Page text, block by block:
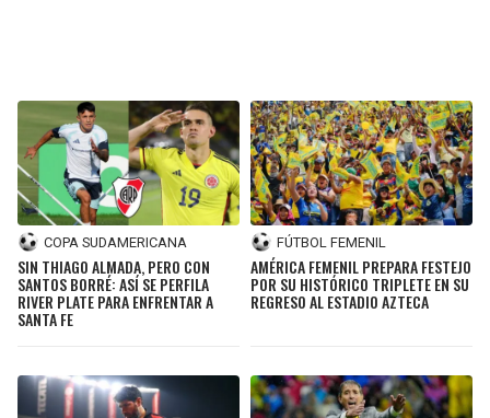
COPA SUDAMERICANA
SIN THIAGO ALMADA, PERO CON
SANTOS BORRÉ: ASÍ SE PERFILA
RIVER PLATE PARA ENFRENTAR A
SANTA FE
FÚTBOL FEMENIL
AMÉRICA FEMENIL PREPARA FESTEJO
POR SU HISTÓRICO TRIPLETE EN SU
REGRESO AL ESTADIO AZTECA